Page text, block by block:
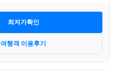
최저가확인
여행객 이용후기